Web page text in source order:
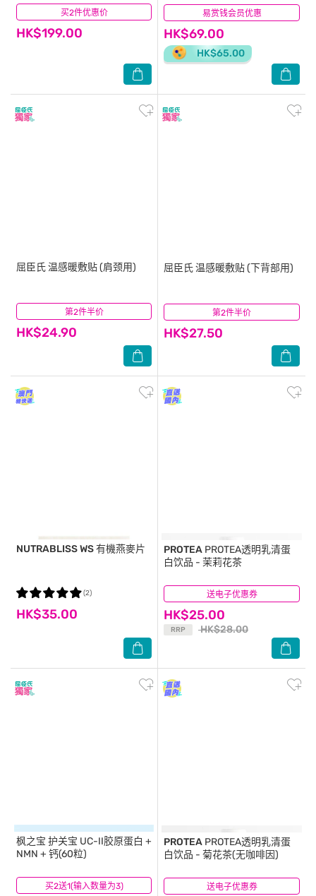
买2件优惠价
HK$199.00
(10) 易赏钱会员优惠
HK$69.00
HK$65.00
(1)
第2件半价
屈臣氏温感暖敷贴 (肩颈用)
HK$24.90
(1) 第2件半价
屈臣氏温感暖敷贴 (下背部用)
HK$27.50
(1)
NUTRABLISS WS有機燕麥片
HK$35.00
(2) 送电子优惠券
PROTEA PROTEA透明乳清蛋
白饮品 - 茉莉花茶
HK$25.00
RRP HK$28.00
(28)
买2送1(输入数量为3)
枫之宝 护关宝 UC-II胶原蛋白 +
NMN + 钙(60粒)
(62) 送电子优惠券
PROTEA PROTEA透明乳清蛋
白饮品 - 菊花茶(无咖啡因)
(27)